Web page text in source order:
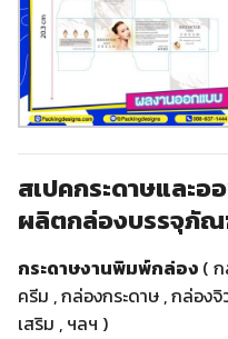
สเปคกระดาษและอ
ผลิตกล่องบรรจุภั
กระดาษงานพิมพ์กล่อง (
ครีม , กล่องกระดาษ , กล่องจิ
เสริม , ฯลฯ )